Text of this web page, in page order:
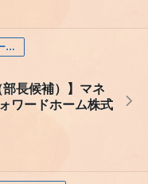
マネージャー（エンジニア）
部長候補）】マネ
ワードホーム株式